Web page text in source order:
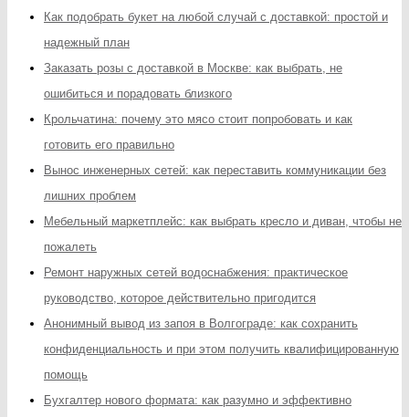
Как подобрать букет на любой случай с доставкой: простой и
надежный план
Заказать розы с доставкой в Москве: как выбрать, не
ошибиться и порадовать близкого
Крольчатина: почему это мясо стоит попробовать и как
готовить его правильно
Вынос инженерных сетей: как переставить коммуникации без
лишних проблем
Мебельный маркетплейс: как выбрать кресло и диван, чтобы не
пожалеть
Ремонт наружных сетей водоснабжения: практическое
руководство, которое действительно пригодится
Анонимный вывод из запоя в Волгограде: как сохранить
конфиденциальность и при этом получить квалифицированную
помощь
Бухгалтер нового формата: как разумно и эффективно